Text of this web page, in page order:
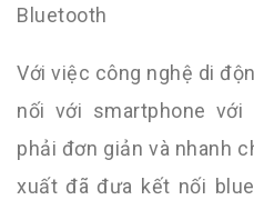
Bluetooth
Với việc công nghệ di
nối với smartphone
phải đơn giản và nhanh
xuất đã đưa kết nối